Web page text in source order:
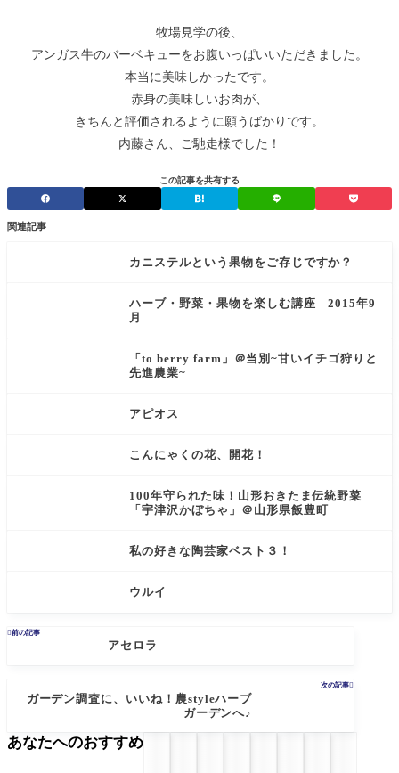
牧場見学の後、
アンガス牛のバーベキューをお腹いっぱいいただきました。
本当に美味しかったです。
赤身の美味しいお肉が、
きちんと評価されるように願うばかりです。
内藤さん、ご馳走様でした！
この記事を共有する
関連記事
カニステルという果物をご存じですか？
ハーブ・野菜・果物を楽しむ講座 2015年9
月
「to berry farm」＠当別~甘いイチゴ狩りと
先進農業~
アピオス
こんにゃくの花、開花！
100年守られた味！山形おきたま伝統野菜
「宇津沢かぼちゃ」＠山形県飯豊町
私の好きな陶芸家ベスト３！
ウルイ
前の記事
アセロラ
次の記事
ガーデン調査に、いいね！農styleハーブ
ガーデンへ♪
あなたへのおすすめ